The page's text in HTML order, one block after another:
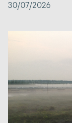
30/07/2026